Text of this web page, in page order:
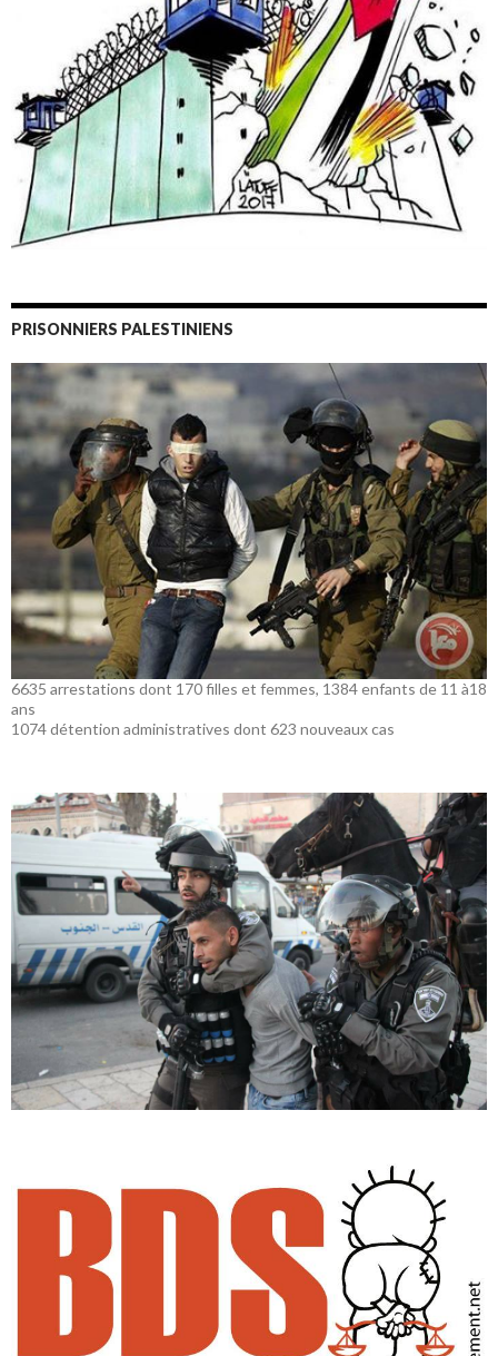
PRISONNIERS PALESTINIENS
6635 arrestations dont 170 filles et femmes, 1384 enfants de 11 à18
ans
1074 détention administratives dont 623 nouveaux cas